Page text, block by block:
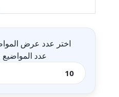
مدونة أمل زيادة
مدونة امل محمود
عاملة
اختر عدد عرض
عدد